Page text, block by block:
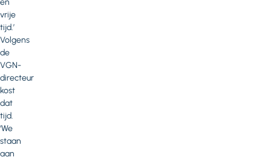
vrije
tijd.’
Volgens
de
VGN-
directeur
kost
dat
tijd.
‘We
staan
aan